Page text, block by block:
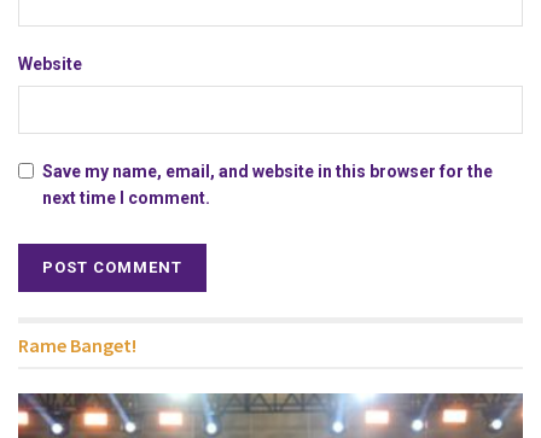
Website
Save my name, email, and website in this browser for the
next time I comment.
Rame Banget!